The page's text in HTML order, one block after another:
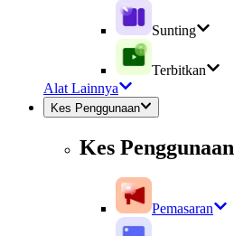
Sunting
Terbitkan
Alat Lainnya
Kes Penggunaan
Kes Penggunaan
Pemasaran